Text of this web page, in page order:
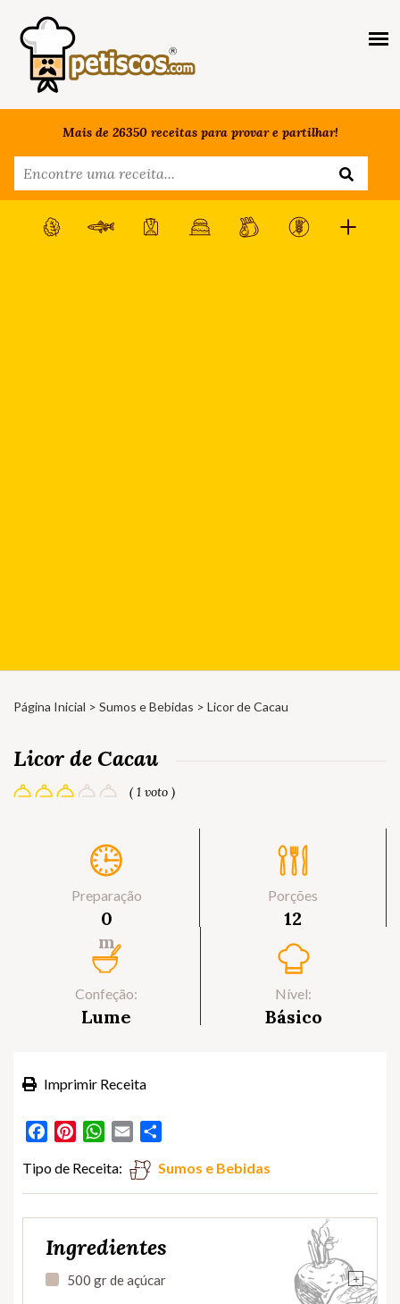
Mais de 26350 receitas para provar e partilhar!
Página Inicial > Sumos e Bebidas > Licor de Cacau
Licor de Cacau
( 1 voto )
Preparação
0
m
Porções
12
Confeção:
Lume
Nível:
Básico
Imprimir Receita
FacebookPinterestWhatsApp
Email
Tipo de Receita: Sumos e Bebidas
Ingredientes
+
500 gr de açúcar